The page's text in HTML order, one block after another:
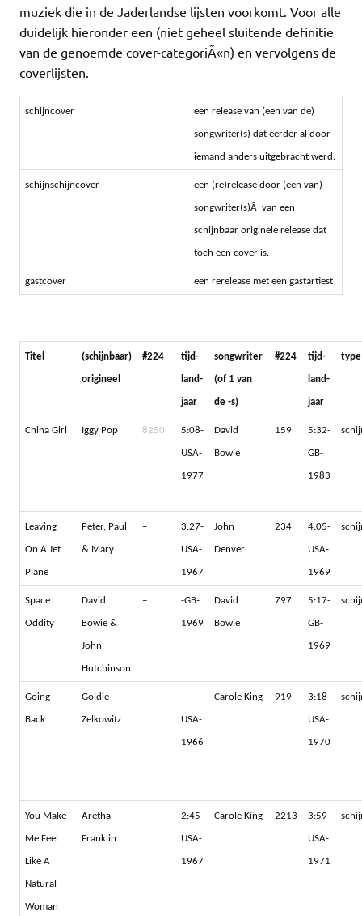
muziek die in de Jaderlandse lijsten voorkomt. Voor alle
duidelijk hieronder een (niet geheel sluitende definitie
van de genoemde cover-categoriÃ«n) en vervolgens de
coverlijsten.
schijncover een release van (een van de)
songwriter(s) dat eerder al door
iemand anders uitgebracht werd.
schijnschijncover een (re)release door (een van)
songwriter(s)Âvan een
schijnbaar originele release dat
toch een cover is.
gastcover een rerelease met een gastartiest
Titel (schijnbaar)
origineel
#224 tijd-
land-
jaar
songwriter
(of 1 van
de -s)
#224 tijd-
land-
jaar
type
China Girl Iggy Pop 8250 5:08-
USA-
1977
David
Bowie
159 5:32-
GB-
1983
Leaving
On A Jet
Plane
Peter, Paul
& Mary
– 3:27-
USA-
1967
John
Denver
234 4:05-
USA-
1969
Space
Oddity
David
Bowie &
John
Hutchinson
– -GB-
1969
David
Bowie
797 5:17-
GB-
1969
Going
Back
Goldie
Zelkowitz
– -
USA-
1966
Carole King 919 3:18-
USA-
1970
You Make
Me Feel
Like A
Natural
Woman
Aretha
Franklin
– 2:45-
USA-
1967
Carole King 2213 3:59-
USA-
1971